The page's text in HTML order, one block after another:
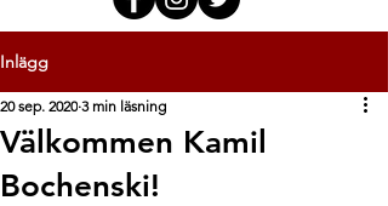
Inlägg
Välkommen Kamil
Bochenski!
20 sep. 2020 3 min läsning